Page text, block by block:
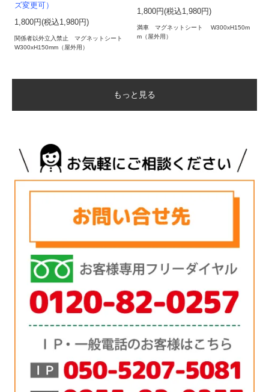
ズ変更可）
1,800円(税込1,980円)
関係者以外立入禁止 マグネットシート
W300xH150mm（屋外用）
1,800円(税込1,980円)
満車 マグネットシート W300xH150m
m（屋外用）
もっと見る